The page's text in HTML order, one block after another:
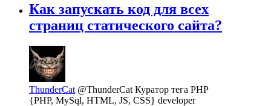
Как запускать код для всех
страниц статического сайта?
ThunderCat @ThunderCat Куратор тега PHP
{PHP, MySql, HTML, JS, CSS} developer